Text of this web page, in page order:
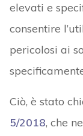
elevati e
consentire
pericolosi ai
Ciò, è stato
5/2018, che